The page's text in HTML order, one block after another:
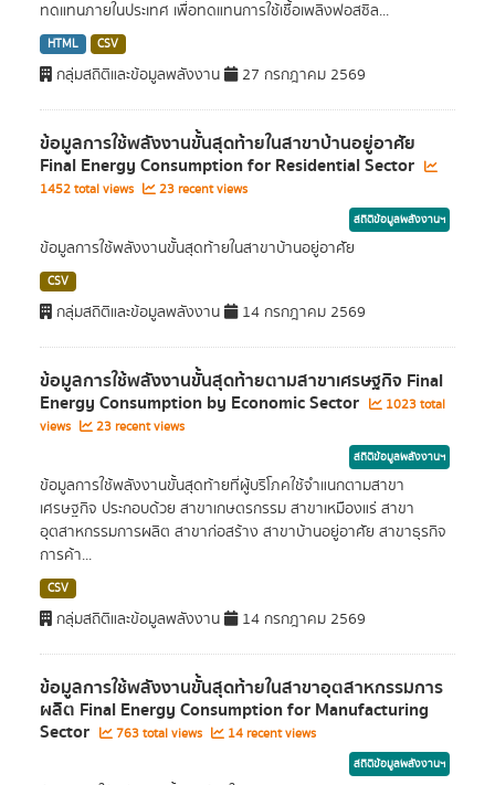
ทดแทนภายในประเทศ เพื่อทดแทนการใช้เชื้อเพลิงฟอสซิล...
HTML CSV
กลุ่มสถิติและข้อมูลพลังงาน 27 กรกฎาคม 2569
ข้อมูลการใช้พลังงานขั้นสุดท้ายในสาขาบ้านอยู่อาศัย
Final Energy Consumption for Residential Sector
1452 total views 23 recent views
สถิติข้อมูลพลังงานฯ
ข้อมูลการใช้พลังงานขั้นสุดท้ายในสาขาบ้านอยู่อาศัย
CSV
กลุ่มสถิติและข้อมูลพลังงาน 14 กรกฎาคม 2569
ข้อมูลการใช้พลังงานขั้นสุดท้ายตามสาขาเศรษฐกิจ Final
Energy Consumption by Economic Sector
1023 total
views
23 recent views
สถิติข้อมูลพลังงานฯ
ข้อมูลการใช้พลังงานขั้นสุดท้ายที่ผู้บริโภคใช้จำแนกตามสาขา
เศรษฐกิจ ประกอบด้วย สาขาเกษตรกรรม สาขาเหมืองแร่ สาขา
อุตสาหกรรมการผลิต สาขาก่อสร้าง สาขาบ้านอยู่อาศัย สาขาธุรกิจ
การค้า...
CSV
กลุ่มสถิติและข้อมูลพลังงาน 14 กรกฎาคม 2569
ข้อมูลการใช้พลังงานขั้นสุดท้ายในสาขาอุตสาหกรรมการ
ผลิต Final Energy Consumption for Manufacturing
Sector 763 total views 14 recent views
สถิติข้อมูลพลังงานฯ